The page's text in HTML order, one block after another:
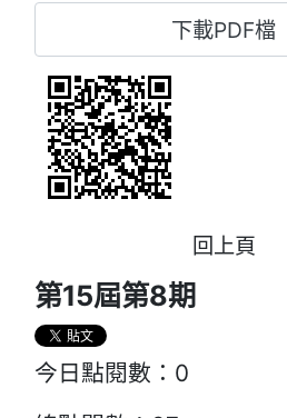
下載PDF檔
回上頁
第15屆第8期
今日點閱數： 0